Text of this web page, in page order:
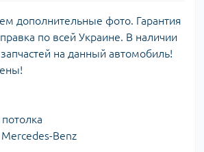
дополнительные фото. Гарантия
по всей Украине. В наличии
на данный автомобиль!
Benz